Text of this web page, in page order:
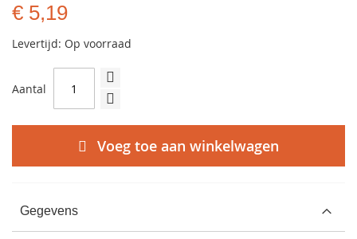
€ 5,19
Levertijd: Op voorraad
Aantal
Voeg toe aan winkelwagen
Gegevens